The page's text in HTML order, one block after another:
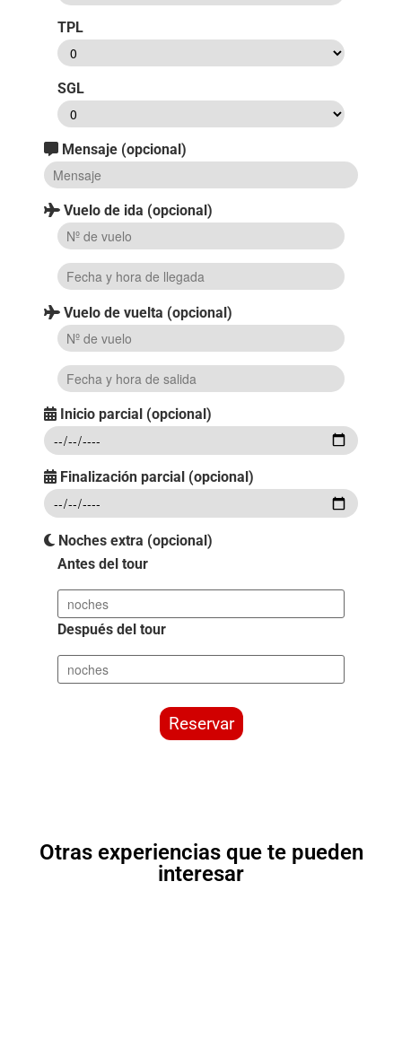
TPL
SGL
Mensaje (opcional)
Vuelo de ida (opcional)
Vuelo de vuelta (opcional)
Inicio parcial (opcional)
Finalización parcial (opcional)
Noches extra (opcional)
Antes del tour
Después del tour
Reservar
Otras experiencias que te pueden
interesar